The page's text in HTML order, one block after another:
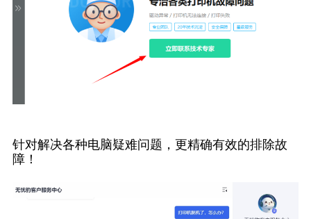
针对解决各种电脑疑难问题，更精确有效的排除故
障！